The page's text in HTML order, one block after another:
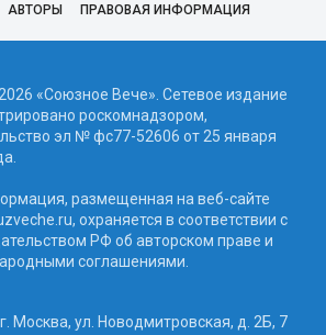
АВТОРЫ ПРАВОВАЯ ИНФОРМАЦИЯ
«Союзное Вече». Сетевое издание
роскомнадзором,
эл № фc77-52606 от 25 января
размещенная на веб-сайте
охраняется в соответствии с
РФ об авторском праве и
соглашениями.
Москва, ул. Новодмитровская, д. 2Б, 7